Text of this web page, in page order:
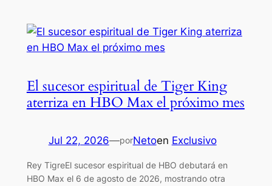
El sucesor espiritual de Tiger King
aterriza en HBO Max el próximo mes
Jul 22, 2026—porNetoen Exclusivo
Rey TigreEl sucesor espiritual de HBO debutará en
HBO Max el 6 de agosto de 2026, mostrando otra